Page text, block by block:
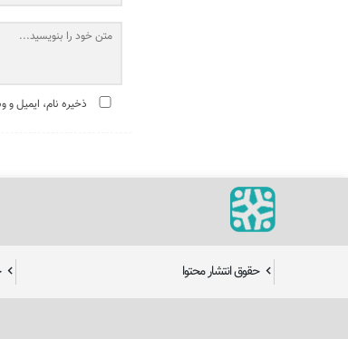
ذخیره نام، ایمیل
حقوق انتشار محتوا